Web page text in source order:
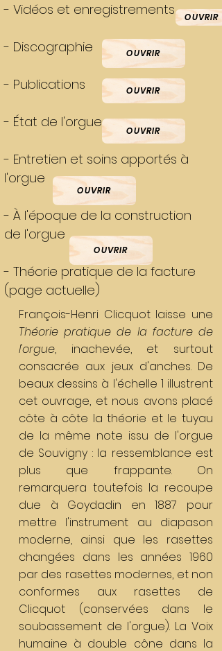
François-Henri Clicquot laisse une
Théorie pratique de la facture de
l'orgue, inachevée, et surtout
consacrée aux jeux d'anches. De
beaux dessins à l'échelle 1 illustrent
cet ouvrage, et nous avons placé
côte à côte la théorie et le tuyau
de la même note issu de l'orgue
de Souvigny : la ressemblance est
plus que frappante. On
remarquera toutefois la recoupe
due à Goydadin en 1887 pour
mettre l'instrument au diapason
moderne, ainsi que les rasettes
changées dans les années 1960
par des rasettes modernes, et non
conformes aux rasettes de
Clicquot (conservées dans le
soubassement de l'orgue). La Voix
humaine à double cône dans la
- Vidéos et enregistrements
- Discographie
- Publications
- État de l'orgue
- Entretien et soins apportés à
l'orgue
- À l'époque de la construction
de l'orgue
- Théorie pratique de la facture
(page actuelle)
OUVRIR
OUVRIR
OUVRIR
OUVRIR
OUVRIR
OUVRIR